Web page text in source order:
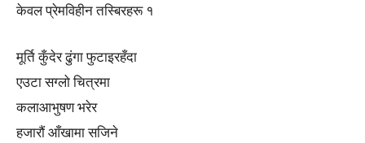
केवल प्रेमविहीन तस्बिरहरू १
मूर्ति कुँदेर ढुंगा फुटाइरहँदा
एउटा सग्लो चित्रमा
कलाआभुषण भरेर
हजारौं आँखामा सजिने